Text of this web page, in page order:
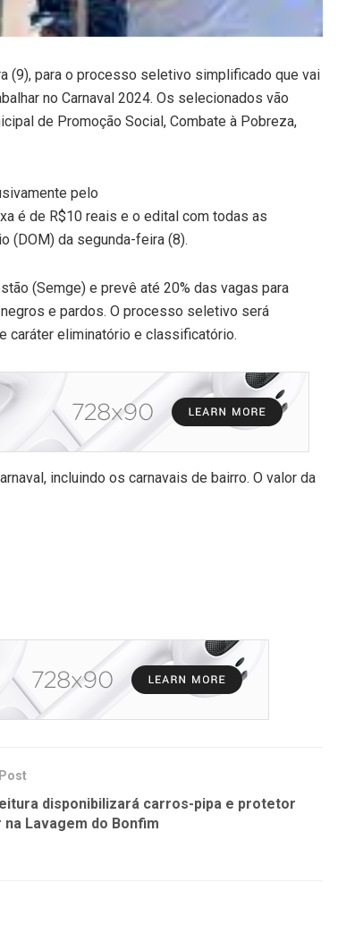
(9), para o processo seletivo simplificado que vai
no Carnaval 2024. Os selecionados vão
de Promoção Social, Combate à Pobreza,
pelo
é de R$10 reais e o edital com todas as
(DOM) da segunda-feira (8).
(Semge) e prevê até 20% das vagas para
e pardos. O processo seletivo será
caráter eliminatório e classificatório.
incluindo os carnavais de bairro. O valor da
disponibilizará carros-pipa e protetor
na Lavagem do Bonfim